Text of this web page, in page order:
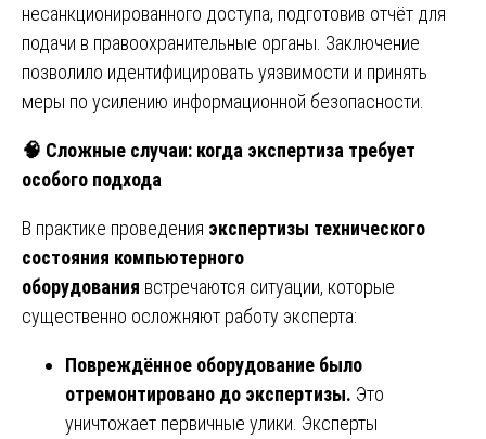
несанкционированного доступа, подготовив отчёт для
подачи в правоохранительные органы. Заключение
позволило идентифицировать уязвимости и принять
меры по усилению информационной безопасности.
🧠 Сложные случаи: когда экспертиза требует
особого подхода
В практике проведения экспертизы технического
состояния компьютерного
оборудования встречаются ситуации, которые
существенно осложняют работу эксперта:
Повреждённое оборудование было
отремонтировано до экспертизы. Это
уничтожает первичные улики. Эксперты